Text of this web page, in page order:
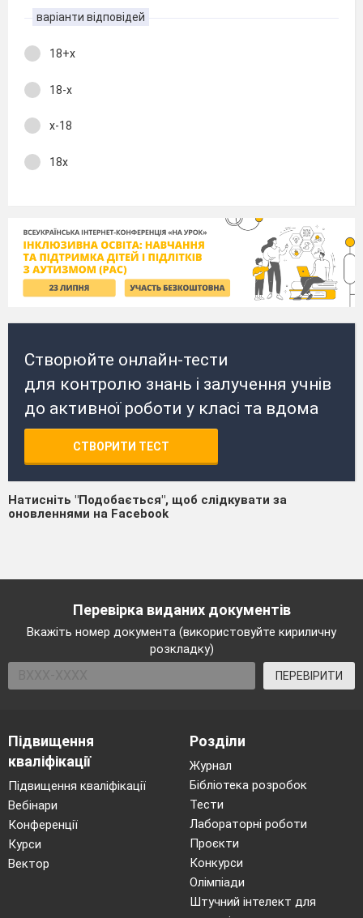
варіанти відповідей
18+х
18-х
х-18
18х
Створюйте онлайн-тести
для контролю знань і залучення учнів
до активної роботи у класі та вдома
СТВОРИТИ ТЕСТ
Натисніть "Подобається", щоб слідкувати за
оновленнями на Facebook
Перевірка виданих документів
Вкажіть номер документа (використовуйте кириличну
розкладку)
ПЕРЕВІРИТИ
Підвищення
кваліфікації
Підвищення кваліфікації
Вебінари
Конференції
Курси
Вектор
Розділи
Журнал
Бібліотека розробок
Тести
Лабораторні роботи
Проєкти
Конкурси
Олімпіади
Штучний інтелект для